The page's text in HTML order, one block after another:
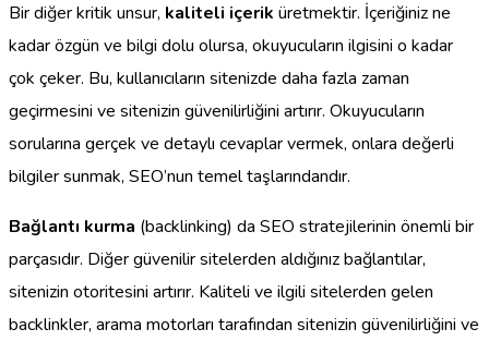
Bir diğer kritik unsur, kaliteli içerik üretmektir. İçeriğiniz ne
kadar özgün ve bilgi dolu olursa, okuyucuların ilgisini o kadar
çok çeker. Bu, kullanıcıların sitenizde daha fazla zaman
geçirmesini ve sitenizin güvenilirliğini artırır. Okuyucuların
sorularına gerçek ve detaylı cevaplar vermek, onlara değerli
bilgiler sunmak, SEO’nun temel taşlarındandır.
Bağlantı kurma (backlinking) da SEO stratejilerinin önemli bir
parçasıdır. Diğer güvenilir sitelerden aldığınız bağlantılar,
sitenizin otoritesini artırır. Kaliteli ve ilgili sitelerden gelen
backlinkler, arama motorları tarafından sitenizin güvenilirliğini ve